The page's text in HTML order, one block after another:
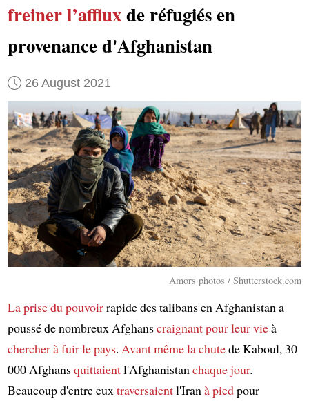
freinerl’affluxde réfugiés en
provenance d'Afghanistan
26 August 2021
Amors photos / Shutterstock.com
La prise du pouvoirrapide des talibans en Afghanistan a
poussé de nombreux Afghanscraignant pour leur vieà
chercher à fuir le pays. Avant mêmela chutede Kaboul, 30
000 Afghansquittaientl'Afghanistan chaque jour.
Beaucoup d'entre eux traversaientl'Iran à piedpour